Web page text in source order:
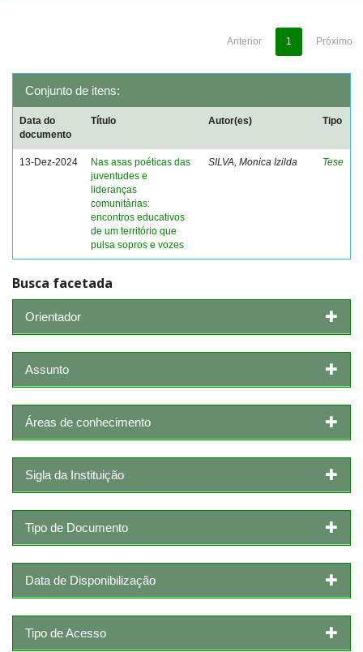
Anterior 1 Próximo
Conjunto de itens:
Data do
documento
Título Autor(es) Tipo
13-Dez-2024
Nas asas poéticas das
juventudes e
lideranças
comunitárias:
encontros educativos
de um território que
pulsa sopros e vozes
SILVA, Monica Izilda Tese
Busca facetada
Orientador
Assunto
Áreas de conhecimento
Sigla da Instituição
Tipo de Documento
Data de Disponibilização
Tipo de Acesso